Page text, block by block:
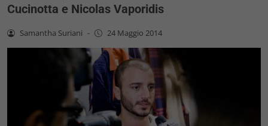
Cucinotta e Nicolas Vaporidis
Samantha Suriani - 24 Maggio 2014